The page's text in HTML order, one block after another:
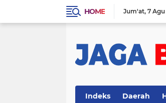
HOME Jum'at 7
Indeks Daerah